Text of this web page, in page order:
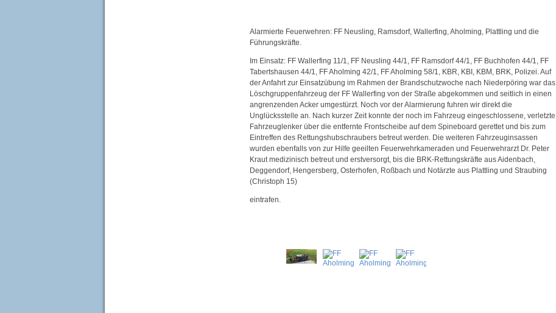
Alarmierte Feuerwehren: FF Neusling, Ramsdorf, Wallerfing, Aholming, Plattling und die
Führungskräfte.
Im Einsatz: FF Wallerfing 11/1, FF Neusling 44/1, FF Ramsdorf 44/1, FF Buchhofen 44/1, FF
Tabertshausen 44/1, FF Aholming 42/1, FF Aholming 58/1, KBR, KBI, KBM, BRK, Polizei. Auf
der Anfahrt zur Einsatzübung im Rahmen der Brandschutzwoche nach Niederpöring war das
Löschgruppenfahrzeug der FF Wallerfing von der Straße abgekommen und seitlich in einen
angrenzenden Acker umgestürzt. Noch vor der Alarmierung fuhren wir direkt die
Unglücksstelle an. Nach kurzer Zeit konnte der noch im Fahrzeug eingeschlossene, verletzte
Fahrzeuglenker über die entfernte Frontscheibe auf dem Spineboard gerettet und bis zum
Eintreffen des Rettungshubschraubers betreut werden. Die weiteren Fahrzeuginsassen
wurden ebenfalls von zur Hilfe geeilten Feuerwehrkameraden und Feuerwehrarzt Dr. Peter
Kraut medizinisch betreut und erstversorgt, bis die BRK-Rettungskräfte aus Aidenbach,
Deggendorf, Hengersberg, Osterhofen, Roßbach und Notärzte aus Plattling und Straubing
(Christoph 15)
eintrafen.